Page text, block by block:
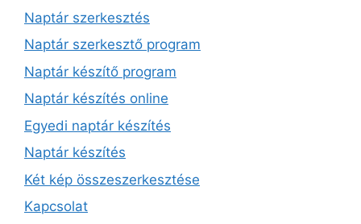
Naptár szerkesztés
Naptár szerkesztő program
Naptár készítő program
Naptár készítés online
Egyedi naptár készítés
Naptár készítés
Két kép összeszerkesztése
Kapcsolat